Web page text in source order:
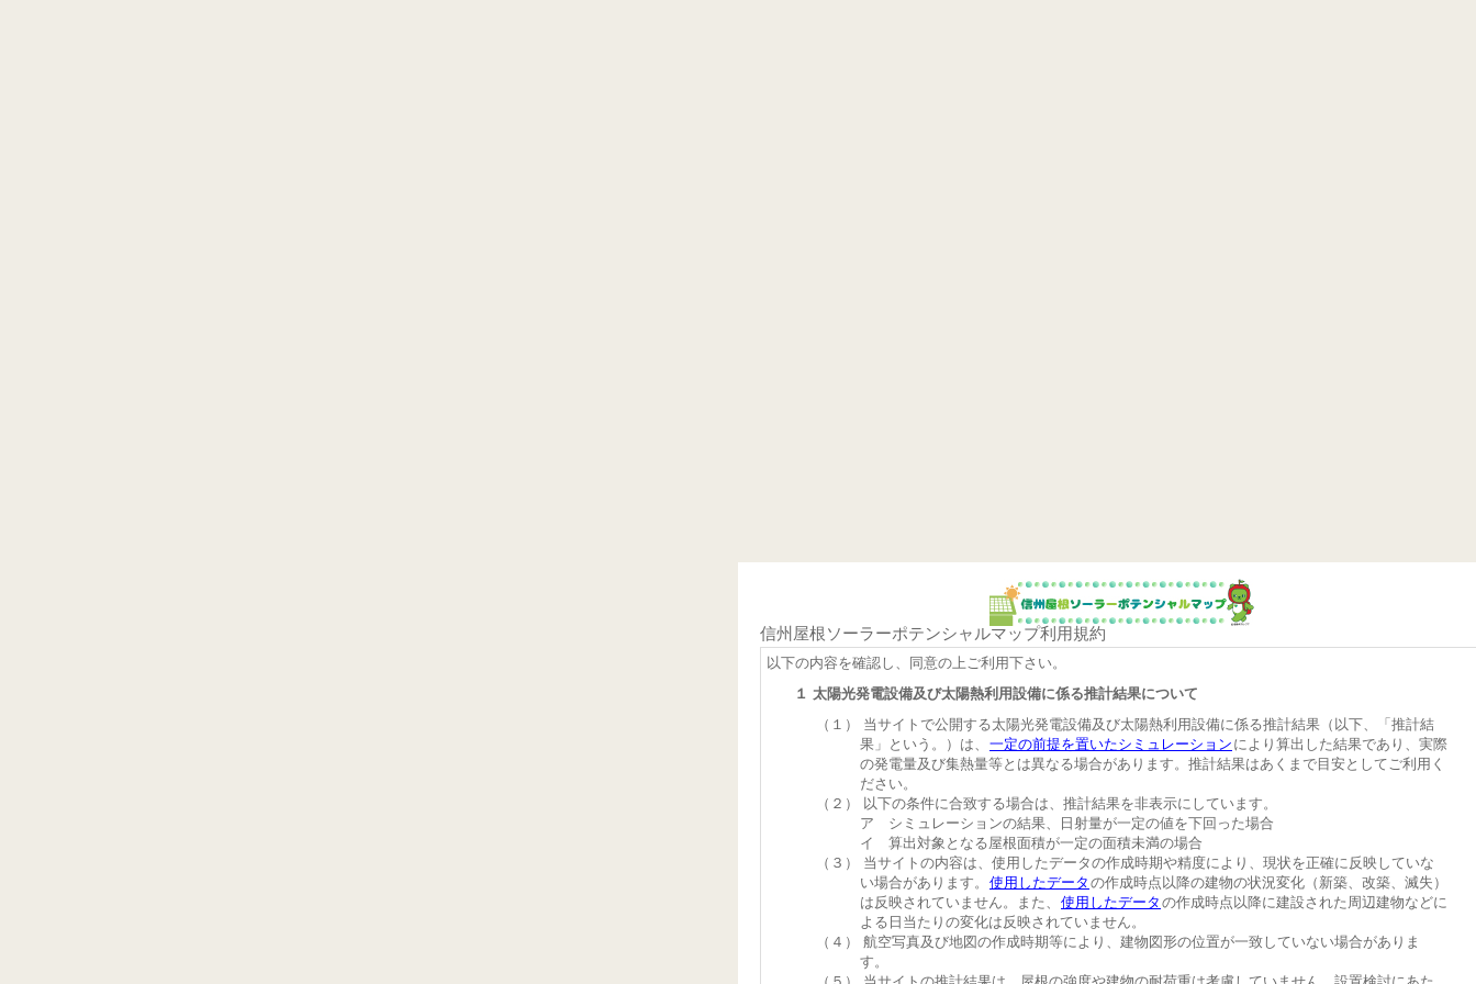
信州屋根ソーラーポテンシャルマップ利用規約
以下の内容を確認し、同意の上ご利用下さい。
１ 太陽光発電設備及び太陽熱利用設備に係る推計結果について
（１） 当サイトで公開する太陽光発電設備及び太陽熱利用設備に係る推計結果（以下、「推計結
果」という。）は、 一定の前提を置いたシミュレーション により算出した結果であり、実際
の発電量及び集熱量等とは異なる場合があります。推計結果はあくまで目安としてご利用く
ださい。
（２） 以下の条件に合致する場合は、推計結果を非表示にしています。
ア シミュレーションの結果、日射量が一定の値を下回った場合
イ 算出対象となる屋根面積が一定の面積未満の場合
（３） 当サイトの内容は、使用したデータの作成時期や精度により、現状を正確に反映していな
い場合があります。 使用したデータ の作成時点以降の建物の状況変化（新築、改築、滅失）
は反映されていません。また、 使用したデータ の作成時点以降に建設された周辺建物などに
よる日当たりの変化は反映されていません。
（４） 航空写真及び地図の作成時期等により、建物図形の位置が一致していない場合がありま
す。